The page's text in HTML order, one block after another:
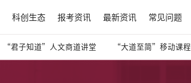
科创生态 报考资讯 最新资讯 常见问题
“君子知道”人文商道讲堂 “大道至简”移动课程